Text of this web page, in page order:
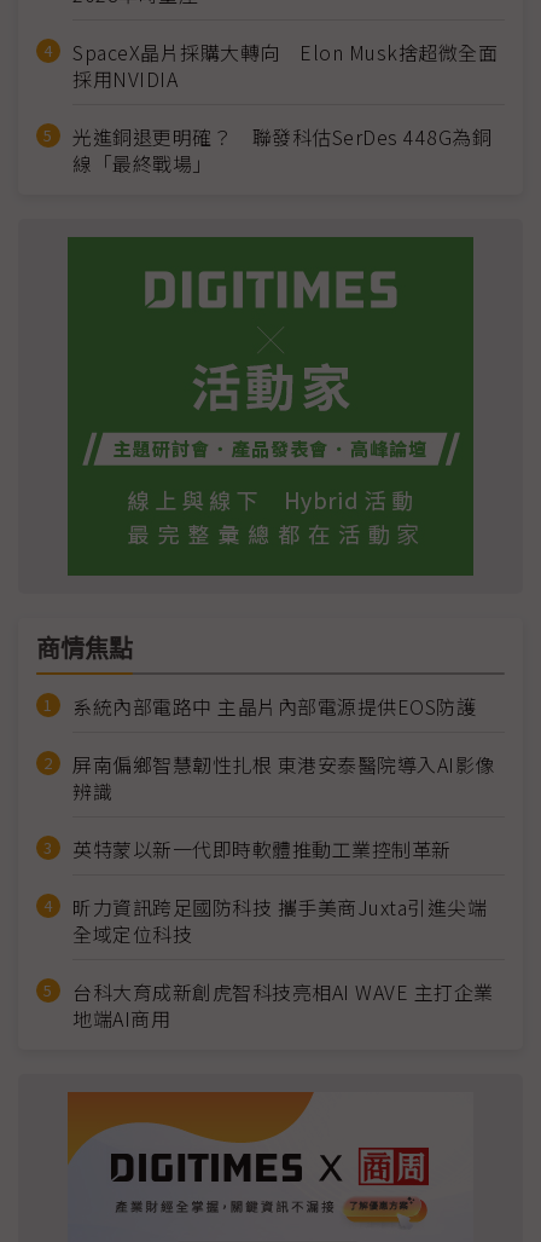
SpaceX晶片採購大轉向 Elon Musk捨超微全面
採用NVIDIA
光進銅退更明確？ 聯發科估SerDes 448G為銅
線「最終戰場」
商情焦點
系統內部電路中 主晶片內部電源提供EOS防護
屏南偏鄉智慧韌性扎根 東港安泰醫院導入AI影像
辨識
英特蒙以新一代即時軟體推動工業控制革新
昕力資訊跨足國防科技 攜手美商Juxta引進尖端
全域定位科技
台科大育成新創虎智科技亮相AI WAVE 主打企業
地端AI商用